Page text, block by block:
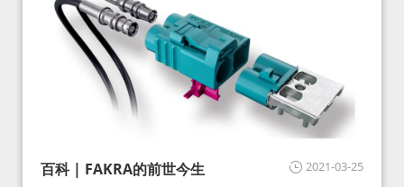
2021-03-25
百科 | FAKRA的前世今生